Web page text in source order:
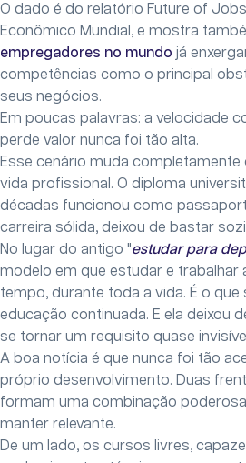
O dado é do relatório Future of
Econômico Mundial, e mostra
empregadores no mundo já
competências como o principal
seus negócios.
Em poucas palavras: a velocidade
perde valor nunca foi tão alta.
Esse cenário muda completamente
vida profissional. O diploma
décadas funcionou como
carreira sólida, deixou de bastar
No lugar do antigo "estudar para
modelo em que estudar e trabalhar
tempo, durante toda a vida. É o
educação continuada. E ela deixou
se tornar um requisito quase
A boa notícia é que nunca foi tão
próprio desenvolvimento. Duas
formam uma combinação
manter relevante.
De um lado, os cursos livres,